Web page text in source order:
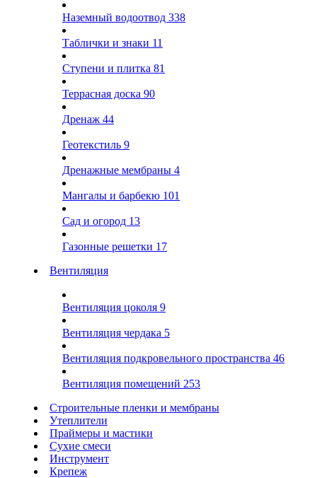
Наземный водоотвод 338
Таблички и знаки 11
Ступени и плитка 81
Террасная доска 90
Дренаж 44
Геотекстиль 9
Дренажные мембраны 4
Мангалы и барбекю 101
Сад и огород 13
Газонные решетки 17
Вентиляция
Вентиляция цоколя 9
Вентиляция чердака 5
Вентиляция подкровельного пространства 46
Вентиляция помещений 253
Строительные пленки и мембраны
Утеплители
Праймеры и мастики
Сухие смеси
Инструмент
Крепеж